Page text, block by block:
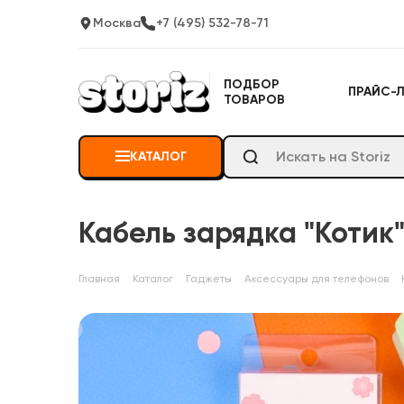
Москва +7 (495) 532-78-71
ПОДБОР
ТОВАРОВ
ПРАЙС-
КАТАЛОГ
Кабель зарядка
Главная Каталог Гаджеты Аксессуары для телефонов